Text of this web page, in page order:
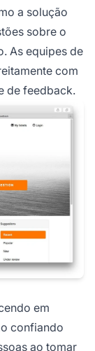
a solução
sobre o
As equipes de
com
de feedback.
em
confiando
ao tomar